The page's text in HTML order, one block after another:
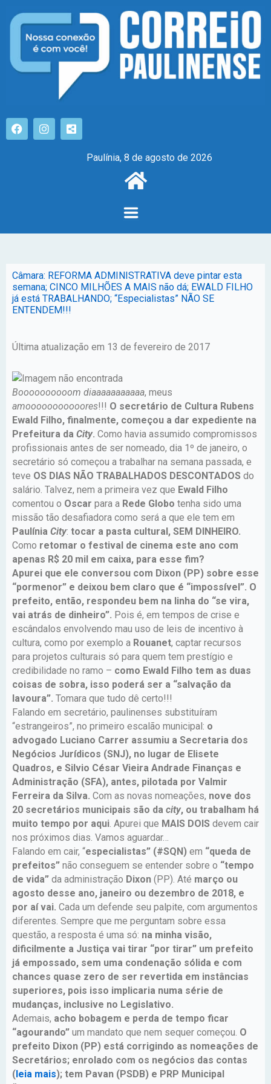
Paulínia, 8 de agosto de 2026
Câmara: REFORMA ADMINISTRATIVA deve pintar esta
semana; CINCO MILHÕES A MAIS não dá; EWALD FILHO
já está TRABALHANDO; “Especialistas” NÃO SE
ENTENDEM!!!
Última atualização em 13 de fevereiro de 2017
Boooooooooom diaaaaaaaaaaa, meus
amooooooooooores!!! O secretário de Cultura Rubens
Ewald Filho, finalmente, começou a dar expediente na
Prefeitura da City. Como havia assumido compromissos
profissionais antes de ser nomeado, dia 1º de janeiro, o
secretário só começou a trabalhar na semana passada, e
teve OS DIAS NÃO TRABALHADOS DESCONTADOS do
salário. Talvez, nem a primeira vez que Ewald Filho
comentou o Oscar para a Rede Globo tenha sido uma
missão tão desafiadora como será a que ele tem em
Paulínia City: tocar a pasta cultural, SEM DINHEIRO.
Como retomar o festival de cinema este ano com
apenas R$ 20 mil em caixa, para esse fim?
Apurei que ele conversou com Dixon (PP) sobre esse
“pormenor” e deixou bem claro que é “impossível”. O
prefeito, então, respondeu bem na linha do “se vira,
vai atrás de dinheiro”. Pois é, em tempos de crise e
escândalos envolvendo mau uso de leis de incentivo à
cultura, como por exemplo a Rouanet, captar recursos
para projetos culturais só para quem tem prestígio e
credibilidade no ramo – como Ewald Filho tem as duas
coisas de sobra, isso poderá ser a “salvação da
lavoura”. Tomara que tudo dê certo!!!
Falando em secretário, paulinenses substituíram
“estrangeiros”, no primeiro escalão municipal: o
advogado Luciano Carrer assumiu a Secretaria dos
Negócios Jurídicos (SNJ), no lugar de Elisete
Quadros, e Silvio César Vieira Andrade Finanças e
Administração (SFA), antes, pilotada por Valmir
Ferreira da Silva. Com as novas nomeações, nove dos
20 secretários municipais são da city, ou trabalham há
muito tempo por aqui. Apurei que MAIS DOIS devem cair
nos próximos dias. Vamos aguardar…
Falando em cair, “especialistas” (#SQN) em “queda de
prefeitos” não conseguem se entender sobre o “tempo
de vida” da administração Dixon (PP). Até março ou
agosto desse ano, janeiro ou dezembro de 2018, e
por aí vai. Cada um defende seu palpite, com argumentos
diferentes. Sempre que me perguntam sobre essa
questão, a resposta é uma só: na minha visão,
dificilmente a Justiça vai tirar “por tirar” um prefeito
já empossado, sem uma condenação sólida e com
chances quase zero de ser revertida em instâncias
superiores, pois isso implicaria numa série de
mudanças, inclusive no Legislativo.
Ademais, acho bobagem e perda de tempo ficar
“agourando” um mandato que nem sequer começou. O
prefeito Dixon (PP) está corrigindo as nomeações de
Secretários; enrolado com os negócios das contas
(leia mais); tem Pavan (PSDB) e PRP Municipal